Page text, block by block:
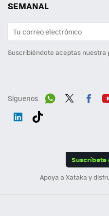
SEMANAL
Suscribiéndote aceptas nuestra
Síguenos
Suscríbete
Apoya a Xataka y